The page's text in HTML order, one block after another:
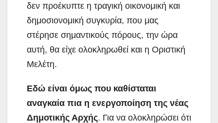
δεν προέκυπτε η τραγική οικονομική και
δημοσιονομική συγκυρία, που μας
στέρησε σημαντικούς πόρους, την ώρα
αυτή, θα είχε ολοκληρωθεί και η Οριστική
Μελέτη.
Εδώ είναι όμως που καθίσταται
αναγκαία πια η ενεργοποίηση της νέας
Δημοτικής Αρχής. Για να ολοκληρώσει ότι